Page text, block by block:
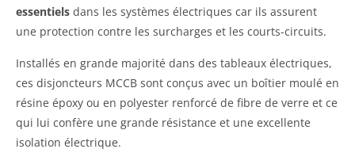
essentiels dans les systèmes électriques car ils assurent
une protection contre les surcharges et les courts-circuits.
Installés en grande majorité dans des tableaux électriques,
ces disjoncteurs MCCB sont conçus avec un boîtier moulé en
résine époxy ou en polyester renforcé de fibre de verre et ce
qui lui confère une grande résistance et une excellente
isolation électrique.